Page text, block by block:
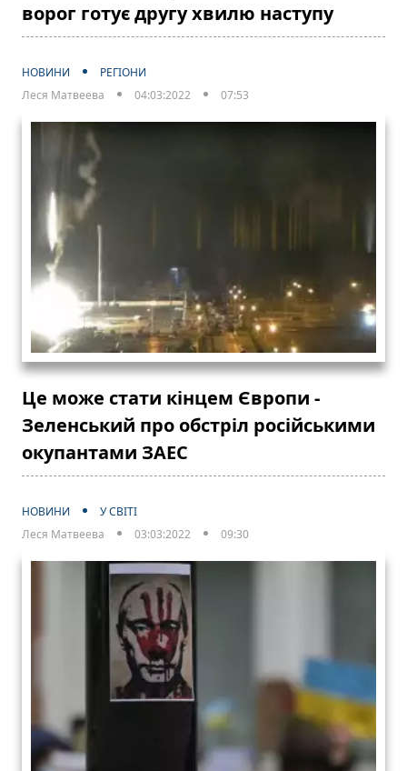
ворог готує другу хвилю наступу
НОВИНИ
РЕГІОНИ
Леся Матвеева
04:03:2022 07:53
Це може стати кінцем Європи -
Зеленський про обстріл російськими
окупантами ЗАЕС
НОВИНИ
У СВІТІ
Леся Матвеева
03:03:2022 09:30